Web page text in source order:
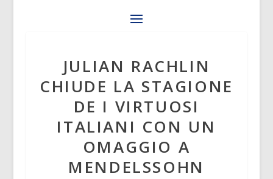
JULIAN RACHLIN
CHIUDE LA STAGIONE
DE I VIRTUOSI
ITALIANI CON UN
OMAGGIO A
MENDELSSOHN